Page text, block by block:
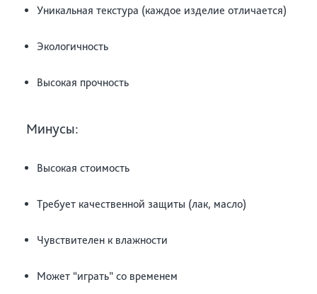
Уникальная текстура (каждое изделие отличается)
Экологичность
Высокая прочность
Минусы:
Высокая стоимость
Требует качественной защиты (лак, масло)
Чувствителен к влажности
Может “играть” со временем